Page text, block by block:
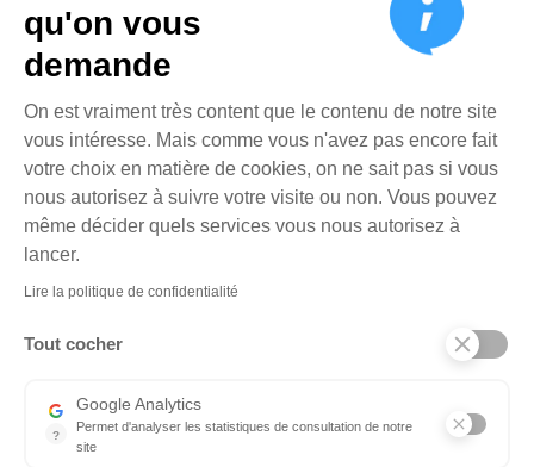
Pour que votre entreprise s’affiche en haut de liste, votre
optimisée.
Le référencement local : un atout
stratégique pour les PME
Améliorer votre référencement local est donc indispensable
à la visibilité de votre entreprise. En effet, quelle que soit
de sport, magasin de meubles, etc. vos prospects vous
rencontre.
Plus de 80% des consommateurs recherchent
qu'on vous
demande
Plateforme de Gestion du
On est vraiment très content que le contenu de notre site
vous intéresse. Mais comme vous n'avez pas encore fait
votre choix en matière de cookies, on ne sait pas si vous
nous autorisez à suivre votre visite ou non. Vous pouvez
même décider quels services vous nous autorisez à
lancer.
Lire la politique de confidentialité
Tout cocher
?
Google Analytics
Permet d'analyser les statistiques de consultation de notre
site